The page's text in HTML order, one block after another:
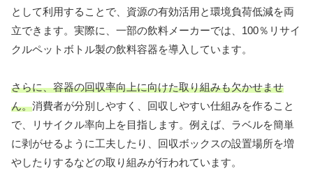
として利用することで、資源の有効活用と環境負荷低減を両
立できます。実際に、一部の飲料メーカーでは、100％リサイ
クルペットボトル製の飲料容器を導入しています。
さらに、容器の回収率向上に向けた取り組みも欠かせませ
ん。消費者が分別しやすく、回収しやすい仕組みを作ること
で、リサイクル率向上を目指します。例えば、ラベルを簡単
に剥がせるように工夫したり、回収ボックスの設置場所を増
やしたりするなどの取り組みが行われています。